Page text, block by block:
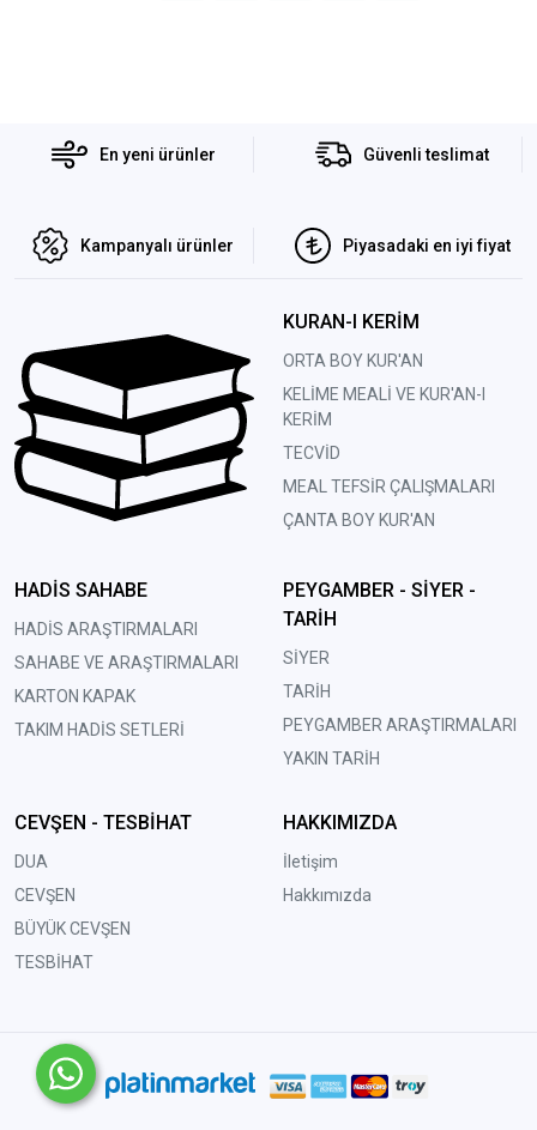
En yeni ürünler Güvenli teslimat
Kampanyalı ürünler Piyasadaki en iyi fiyat
KURAN-I KERİM
ORTA BOY KUR'AN
KELİME MEALİ VE KUR'AN-I
KERİM
TECVİD
MEAL TEFSİR ÇALIŞMALARI
ÇANTA BOY KUR'AN
HADİS SAHABE
HADİS ARAŞTIRMALARI
SAHABE VE ARAŞTIRMALARI
KARTON KAPAK
TAKIM HADİS SETLERİ
PEYGAMBER - SİYER -
TARİH
SİYER
TARİH
PEYGAMBER ARAŞTIRMALARI
YAKIN TARİH
CEVŞEN - TESBİHAT
DUA
CEVŞEN
BÜYÜK CEVŞEN
TESBİHAT
HAKKIMIZDA
İletişim
Hakkımızda